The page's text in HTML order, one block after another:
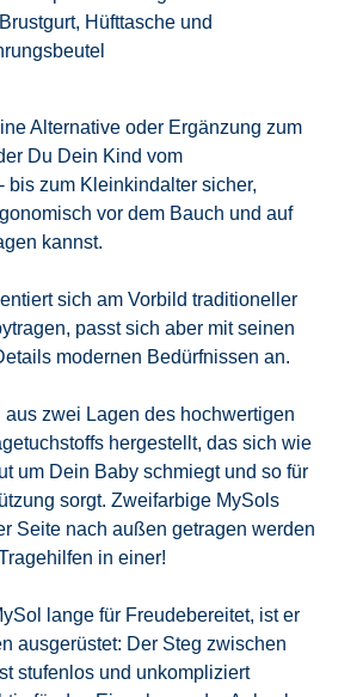
Hüfttasche und
Alternative oder Ergänzung zum
Du Dein Kind vom
bis zum Kleinkindalter sicher,
vor dem Bauch und auf
kannst.
sich am Vorbild traditioneller
passt sich aber mit seinen
modernen Bedürfnissen an.
aus zwei Lagen des hochwertigen
hergestellt, das sich wie
um Dein Baby schmiegt und so für
sorgt. Zweifarbige MySols
Seite nach außen getragen werden
in einer!
lange für Freudebereitet, ist er
ausgerüstet: Der Steg zwischen
stufenlos und unkompliziert